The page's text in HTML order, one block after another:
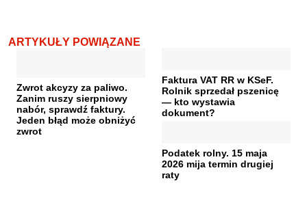
ARTYKUŁY POWIĄZANE
Zwrot akcyzy za paliwo.
Zanim ruszy sierpniowy
nabór, sprawdź faktury.
Jeden błąd może obniżyć
zwrot
Faktura VAT RR w KSeF.
Rolnik sprzedał pszenicę
— kto wystawia
dokument?
Podatek rolny. 15 maja
2026 mija termin drugiej
raty